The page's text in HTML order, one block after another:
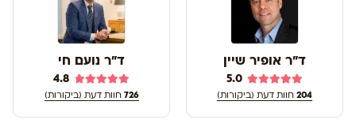
ד"ר אופיר שיין
5.0
204 חוות דעת (ביקורות)
ד"ר נועם חי
4.8
726 חוות דעת (ביקורות)